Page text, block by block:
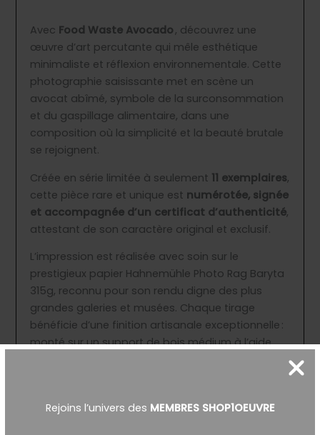
Rejoins l’univers des MEMBRES SHOP1OEUVRE
Avec Food Waste Avocado , découvrez une
œuvre d’art percutante qui mêle esthétique
minimaliste et réflexion environnementale. Cette
photographie saisissante met en scène un
avocat abîmé, symbole de la surconsommation
et du gaspillage alimentaire, dans une
composition où la simplicité et la beauté brutale
se rejoignent.
Créée en série limitée à seulement 11 exemplaires,
cette pièce rare et unique est numérotée, signée
et accompagnée d’un certificat d’authenticité,
attestant de son caractère original et exclusif.
L’impression est réalisée avec soin sur le
prestigieux papier Hahnemühle Photo Rag Baryta
315g, reconnu pour son rendu digne des plus
grandes galeries et musées. Chaque tirage
bénéficie d’une finition artisanale exceptionnelle :
monté sur un support de bois médium à l’aide
d’une peinture.